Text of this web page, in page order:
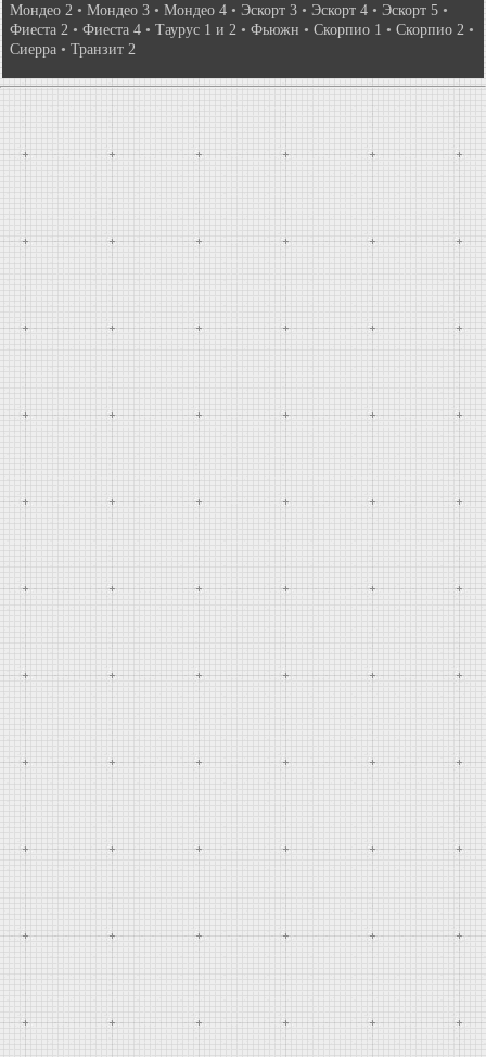
Мондео 2 • Мондео 3 • Мондео 4 • Эскорт 3 • Эскорт 4 • Эскорт 5 •
Фиеста 2 • Фиеста 4 • Таурус 1 и 2 • Фьюжн • Скорпио 1 • Скорпио 2 •
Сиерра • Транзит 2